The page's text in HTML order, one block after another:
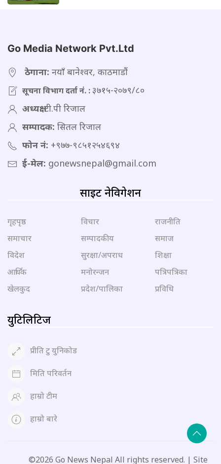
Go Media Network Pvt.Ltd
ठेगाना: नयाँ बानेश्वर, काठमाडौं
सूचना विभाग दर्ता नं. :३७१५-२०७९/८०
अध्यक्ष:टी.पी रिजाल
सम्पादक: सितल रिजाल
फोन नं: +९७७-९८५१२५४६९४
ई-मेल: gonewsnepal@gmail.com
साइट नेविगेशन
गृहपृष्ठ
समाचार
विदेश
आर्थिक
खेलकुद
विचार
सम्पादकीय
सुरक्षा/अपराध
मनोरन्जन
प्रदेश/पालिका
राजनीति
समाज
शिक्षा
पत्रिपत्रिका
प्रविधि
युटिलिटिज
प्रीति टु युनिकोड
मिति परिवर्तन
हाम्रो टीम
हाम्रो बारे
©2026 Go News Nepal All rights reserved. | Site